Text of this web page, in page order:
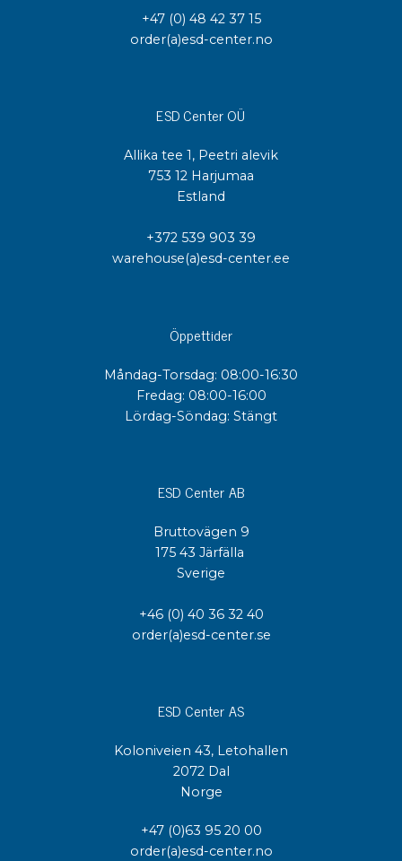
+47 (0) 48 42 37 15
order(a)esd-center.no
ESD Center OÜ
Allika tee 1, Peetri alevik
753 12 Harjumaa
Estland
+372 539 903 39
warehouse(a)esd-center.ee
Öppettider
Måndag-Torsdag: 08:00-16:30
Fredag: 08:00-16:00
Lördag-Söndag: Stängt
ESD Center AB
Bruttovägen 9
175 43 Järfälla
Sverige
+46 (0) 40 36 32 40
order(a)esd-center.se
ESD Center AS
Koloniveien 43, Letohallen
2072 Dal
Norge
+47 (0)63 95 20 00
order(a)esd-center.no